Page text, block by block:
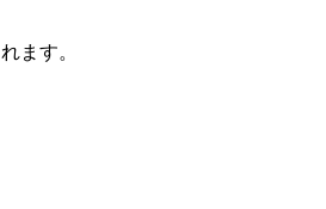
ます。